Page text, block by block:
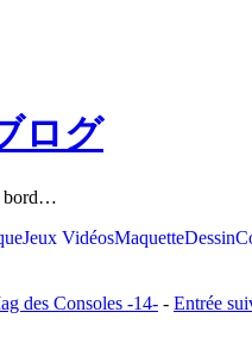
ログ
bord…
Jeux VidéosMaquetteDessin
des Consoles -14- - Entrée